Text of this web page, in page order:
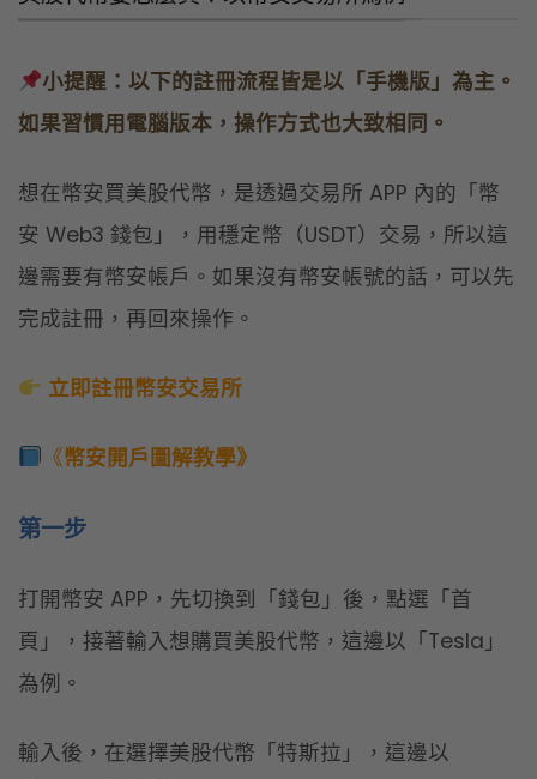
小提醒： 以下的註冊流程皆是以「手機版」為主。
如果習慣用電腦版本，操作方式也大致相同。
想在幣安買美股代幣，是透過交易所 APP 內的「幣
安 Web3 錢包」，用穩定幣（USDT）交易，所以這
邊需要有幣安帳戶。如果沒有幣安帳號的話，可以先
完成註冊，再回來操作。
立即註冊幣安交易所
《幣安開戶圖解教學》
第一步
打開幣安 APP，先切換到「錢包」後，點選「首
頁」，接著輸入想購買美股代幣，這邊以「Tesla」
為例。
輸入後，在選擇美股代幣「特斯拉」，這邊以